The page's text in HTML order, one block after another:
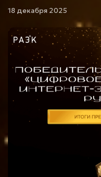
18 декабря 2025